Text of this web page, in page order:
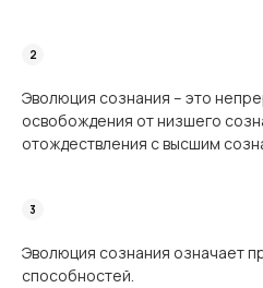
Эволюция сознания – это
освобождения от низшего
отождествления с высшим
Эволюция сознания означает
способностей.